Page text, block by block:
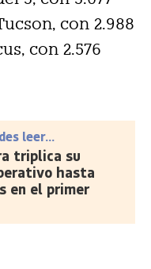
con 2.988
con 2.576
leer...
triplica su
hasta
en el primer